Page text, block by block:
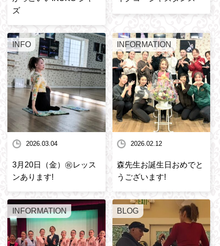
ズ
INFO
2026.03.04
3月20日（金）㊗️レッス
ンあります!
INFORMATION
2026.02.12
森先生お誕生日おめでと
うございます!
INFORMATION BLOG